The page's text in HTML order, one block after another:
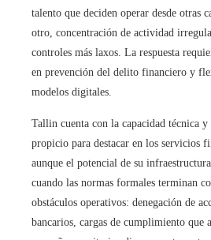
talento que deciden operar desde otras
otro, concentración de actividad
controles más laxos. La respuesta
en prevención del delito financiero y
modelos digitales.
Tallin cuenta con la capacidad técnica
propicio para destacar en los servicios
aunque el potencial de su
cuando las normas formales terminan
obstáculos operativos: denegación de
bancarios, cargas de cumplimiento que